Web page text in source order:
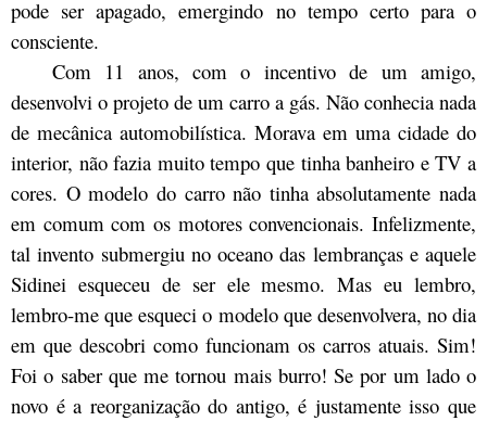
pode ser apagado, emergindo no tempo certo para o
consciente.
Com 11 anos, com o incentivo de um amigo,
desenvolvi o projeto de um carro a gás. Não conhecia nada
de mecânica automobilística. Morava em uma cidade do
interior, não fazia muito tempo que tinha banheiro e TV a
cores. O modelo do carro não tinha absolutamente nada
em comum com os motores convencionais. Infelizmente,
tal invento submergiu no oceano das lembranças e aquele
Sidinei esqueceu de ser ele mesmo. Mas eu lembro,
lembro-me que esqueci o modelo que desenvolvera, no dia
em que descobri como funcionam os carros atuais. Sim!
Foi o saber que me tornou mais burro! Se por um lado o
novo é a reorganização do antigo, é justamente isso que